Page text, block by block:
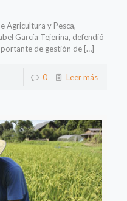
Agricultura y Pesca,
García Tejerina, defendió
de gestión de […]
0 Leer más